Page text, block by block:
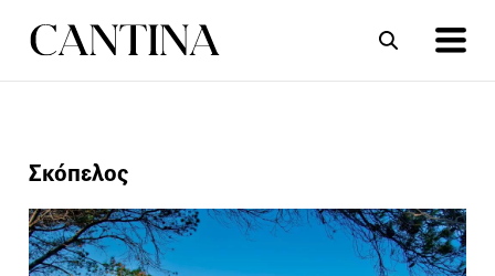
Σκόπελος